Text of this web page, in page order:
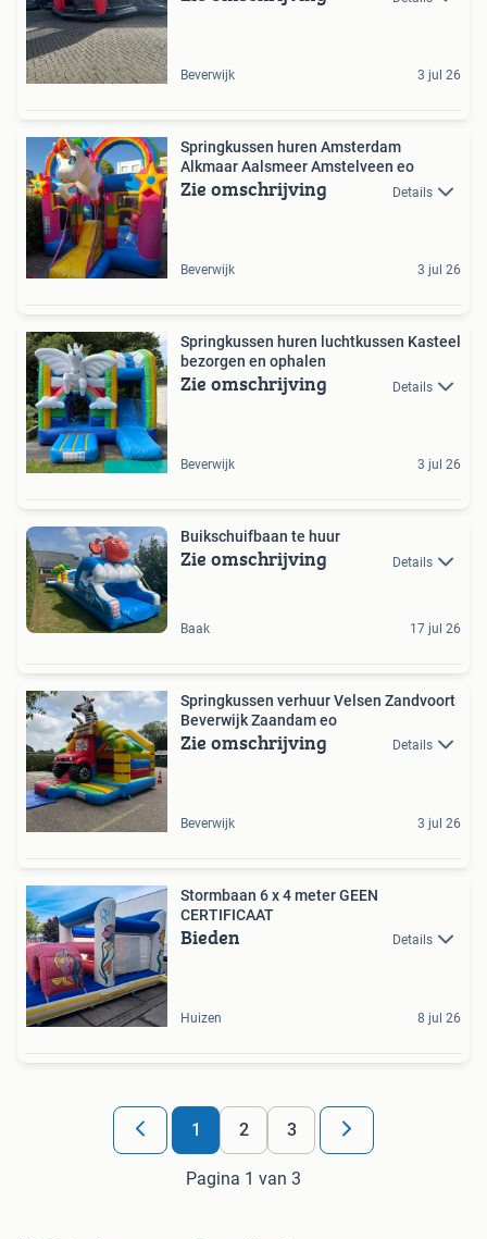
Beverwijk 3 jul 26
Springkussen huren Amsterdam
Alkmaar Aalsmeer Amstelveen eo
Zie omschrijving Details
Beverwijk 3 jul 26
Springkussen huren luchtkussen Kasteel
bezorgen en ophalen
Zie omschrijving Details
Beverwijk 3 jul 26
Buikschuifbaan te huur
Zie omschrijving Details
Baak 17 jul 26
Springkussen verhuur Velsen Zandvoort
Beverwijk Zaandam eo
Zie omschrijving Details
Beverwijk 3 jul 26
Stormbaan 6 x 4 meter GEEN
CERTIFICAAT
Bieden Details
Huizen 8 jul 26
1 2 3
Pagina 1 van 3